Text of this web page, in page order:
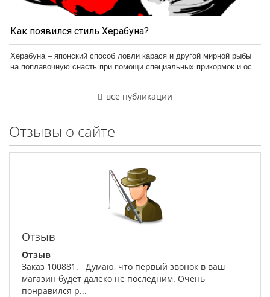
Как появился стиль Херабуна?
Херабуна – японский способ ловли карася и другой мирной рыбы
на поплавочную снасть при помощи специальных прикормок и ос...
все публикации
Отзывы о сайте
Отзыв
Отзыв
Заказ 100881. Думаю, что первый звонок в ваш
магазин будет далеко не последним. Очень
понравился р...